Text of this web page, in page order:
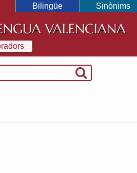
Bilingüe Sinònims
VALENCIANA